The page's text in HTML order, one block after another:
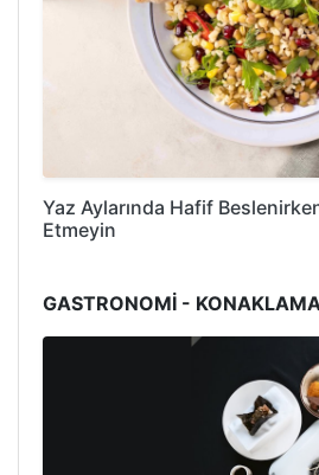
Yaz Aylarında Hafif
Etmeyin
GASTRONOMİ -